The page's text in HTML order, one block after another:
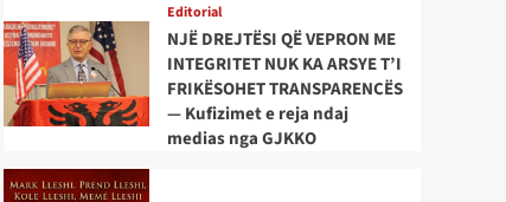
Editorial
NJË DREJTËSI QË VEPRON ME
INTEGRITET NUK KA ARSYE T’I
FRIKËSOHET TRANSPARENCËS
— Kufizimet e reja ndaj
medias nga GJKKO